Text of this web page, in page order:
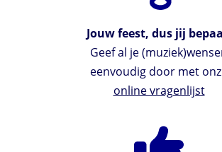
Jouw feest, dus jij
Geef al je
eenvoudig door met
online vragenlijst